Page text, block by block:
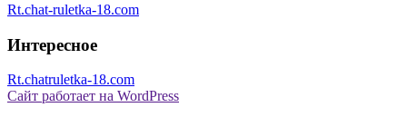
Rt.chat-ruletka-18.com
Интересное
Rt.chatruletka-18.com
Сайт работает на WordPress